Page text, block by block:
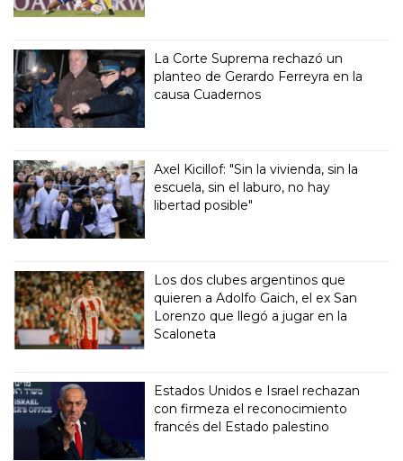
La Corte Suprema rechazó un
planteo de Gerardo Ferreyra en la
causa Cuadernos
Axel Kicillof: "Sin la vivienda, sin la
escuela, sin el laburo, no hay
libertad posible"
Los dos clubes argentinos que
quieren a Adolfo Gaich, el ex San
Lorenzo que llegó a jugar en la
Scaloneta
Estados Unidos e Israel rechazan
con firmeza el reconocimiento
francés del Estado palestino